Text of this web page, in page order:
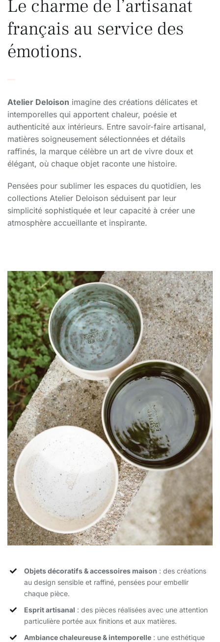
Le charme de l’artisanat
français au service des
émotions.
Atelier Deloison imagine des créations délicates et
intemporelles qui apportent chaleur, poésie et
authenticité aux intérieurs. Entre savoir-faire artisanal,
matières soigneusement sélectionnées et détails
raffinés, la marque célèbre un art de vivre doux et
élégant, où chaque objet raconte une histoire.
Pensées pour sublimer les espaces du quotidien, les
collections Atelier Deloison séduisent par leur
simplicité sophistiquée et leur capacité à créer une
atmosphère accueillante et inspirante.
Objets décoratifs & accessoires maison : des créations
au design sensible et raffiné, pensées pour embellir
chaque pièce.
Esprit artisanal : des pièces réalisées avec une attention
particulière portée aux finitions et aux matières.
Ambiance chaleureuse & intemporelle: une esthétique